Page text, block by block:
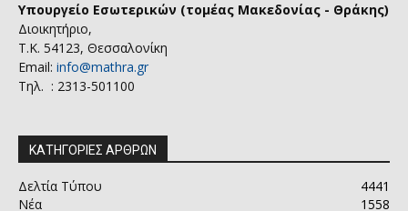
Υπουργείο Εσωτερικών (τομέας Μακεδονίας - Θράκης)
Διοικητήριο,
Τ.Κ. 54123, Θεσσαλονίκη
Email: info@mathra.gr
Τηλ. : 2313-501100
ΚΑΤΗΓΟΡΙΕΣ ΑΡΘΡΩΝ
Δελτία Τύπου
4441
Νέα
1558